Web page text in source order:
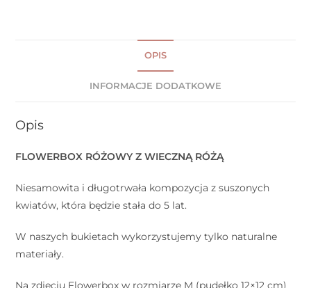
OPIS
INFORMACJE DODATKOWE
Opis
FLOWERBOX RÓŻOWY Z WIECZNĄ RÓŻĄ
Niesamowita i długotrwała kompozycja z suszonych
kwiatów, która będzie stała do 5 lat.
W naszych bukietach wykorzystujemy tylko naturalne
materiały.
Na zdjęciu Flowerbox w rozmiarze M (pudełko 12×12 cm)